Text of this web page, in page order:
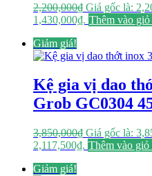
2,200,000₫ Giá gốc là:
1,430,000₫. Thêm vào giỏ
Giảm giá!
Kệ gia vị dao
Grob GC0304
3,850,000₫ Giá gốc là:
2,117,500₫. Thêm vào giỏ
Giảm giá!